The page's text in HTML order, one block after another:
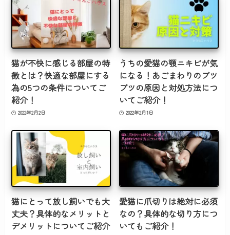
猫が不快に感じる部屋の特
徴とは？快適な部屋にする
為の5つの条件についてご
紹介！
2022年2月2日
うちの愛猫の顎ニキビが気
になる！あごまわりのブツ
ブツの原因と対処方法につ
いてご紹介！
2022年2月1日
猫にとって放し飼いでも大
丈夫？具体的なメリットと
デメリットについてご紹介
愛猫に爪切りは絶対に必須
なの？具体的な切り方につ
いてもご紹介！